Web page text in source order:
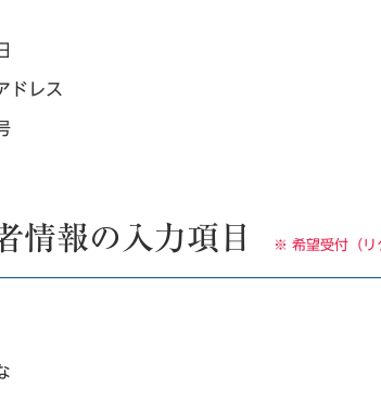
ドレス
情報の入力項目 ※ 希望受付（リ